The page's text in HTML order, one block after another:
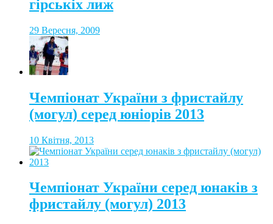
гірськіх лиж
29 Вересня, 2009
Чемпіонат України з фристайлу
(могул) серед юніорів 2013
10 Квітня, 2013
Чемпіонат України серед юнаків з
фристайлу (могул) 2013